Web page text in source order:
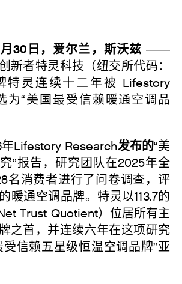
日，爱尔兰，斯沃兹 ——
新者特灵科技（纽交所代码：
特灵连续十二年被 Lifestory
为“美国最受信赖暖通空调品
Research发布的“美
”报告，研究团队在2025年全
名消费者进行了问卷调查，评
暖通空调品牌。特灵以113.7的
Trust Quotient）位居所有主
之首，并连续六年在这项研究
受信赖五星级恒温空调品牌”亚